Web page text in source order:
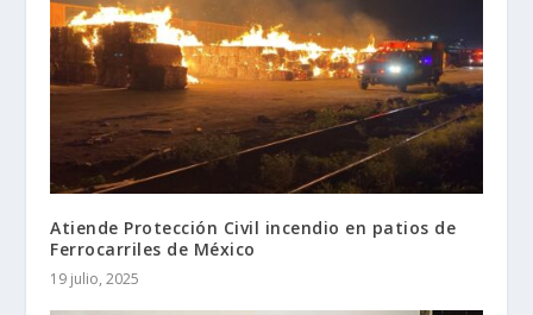
Atiende Protección Civil incendio en patios de
Ferrocarriles de México
19 julio, 2025